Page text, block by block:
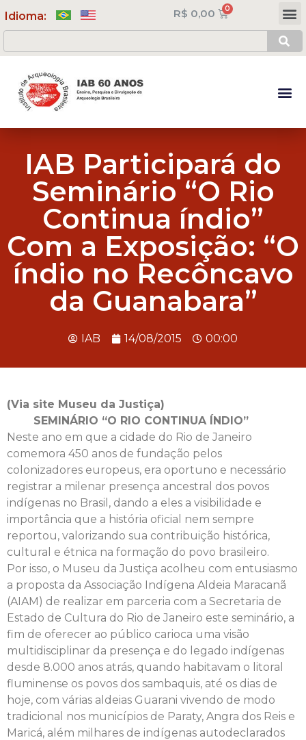
Idioma: R$ 0,00
IAB Participará do
Seminário “O Rio
Continua índio”
Com a Exposição: “O
índio no Recôncavo
da Guanabara”
IAB 14/08/2015 00:00
(Via site Museu da Justiça)
SEMINÁRIO “O RIO CONTINUA ÍNDIO”
Neste ano em que a cidade do Rio de Janeiro
comemora 450 anos de fundação pelos
colonizadores europeus, era oportuno e necessário
registrar a milenar presença ancestral dos povos
indígenas no Brasil, dando a eles a visibilidade e
importância que a história oficial nem sempre
reportou, valorizando sua contribuição histórica,
cultural e étnica na formação do povo brasileiro.
Por isso, o Museu da Justiça acolheu com entusiasmo
a proposta da Associação Indígena Aldeia Maracanã
(AIAM) de realizar em parceria com a Secretaria de
Estado de Cultura do Rio de Janeiro este seminário, a
fim de oferecer ao público carioca uma visão
multidisciplinar da presença e do legado indígenas
desde 8.000 anos atrás, quando habitavam o litoral
fluminense os povos dos sambaquis, até os dias de
hoje, com várias aldeias Guarani vivendo de modo
tradicional nos municípios de Paraty, Angra dos Reis e
Maricá, além milhares de indígenas autodeclarados